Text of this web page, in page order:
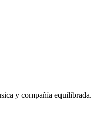
y compañía equilibrada.